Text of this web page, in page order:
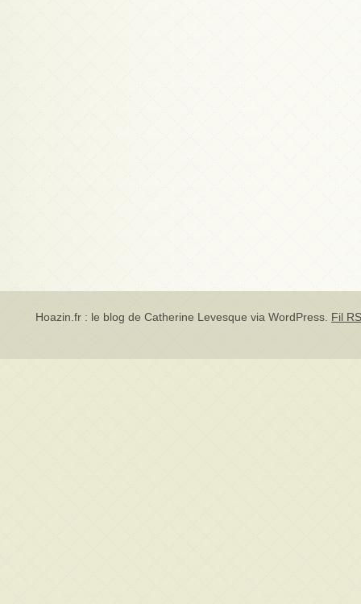
Hoazin.fr : le blog de Catherine Levesque via WordPress Fil